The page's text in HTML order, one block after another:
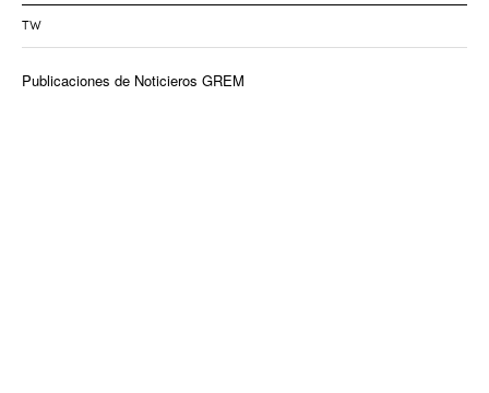
TW
Publicaciones de Noticieros GREM